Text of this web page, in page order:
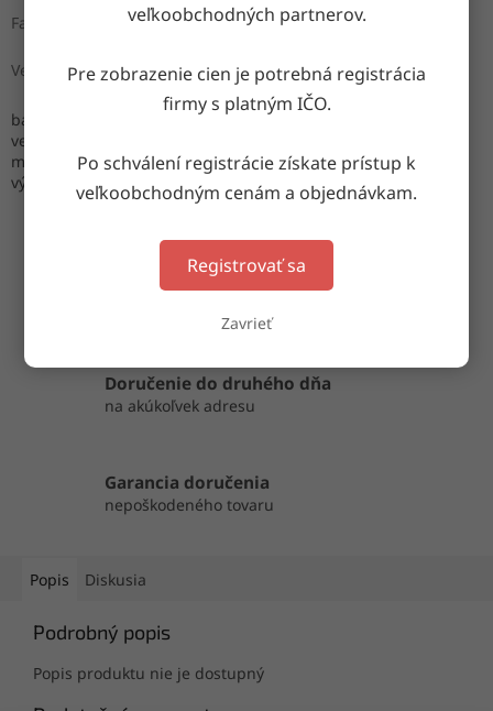
veľkoobchodných partnerov.
Pre zobrazenie cien je potrebná registrácia
firmy s platným IČO.
Po schválení registrácie získate prístup k
veľkoobchodným cenám a objednávkam.
Registrovať sa
Zavrieť
Farba
Veľkosť
balenie obsahuje: mix farieb, jedna veľkosť
veľkosti: 68-74, 74-80, 80-86, 86-92
materiál: 80% bavlna, 15% polyamid, 5% elastan
výroba: Poľsko
ZDIEĽAŤ
Doručenie do druhého dňa
na akúkoľvek adresu
Garancia doručenia
nepoškodeného tovaru
Popis Diskusia
Podrobný popis
Popis produktu nie je dostupný